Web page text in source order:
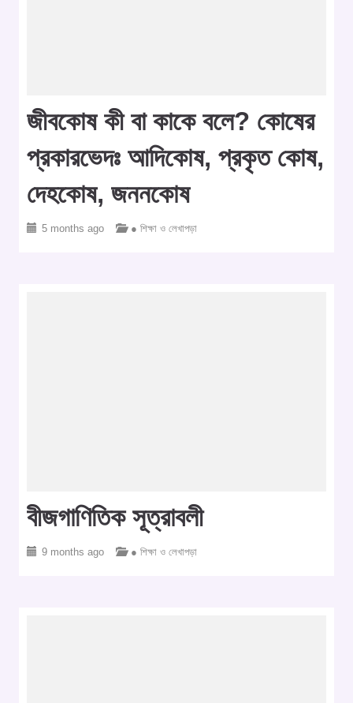
জীবকোষ কী বা কাকে বলে? কোষের
প্রকারভেদঃ আদিকোষ, প্রকৃত কোষ,
দেহকোষ, জননকোষ
5 months ago ● শিক্ষা ও লেখাপড়া
বীজগাণিতিক সূত্রাবলী
9 months ago ● শিক্ষা ও লেখাপড়া